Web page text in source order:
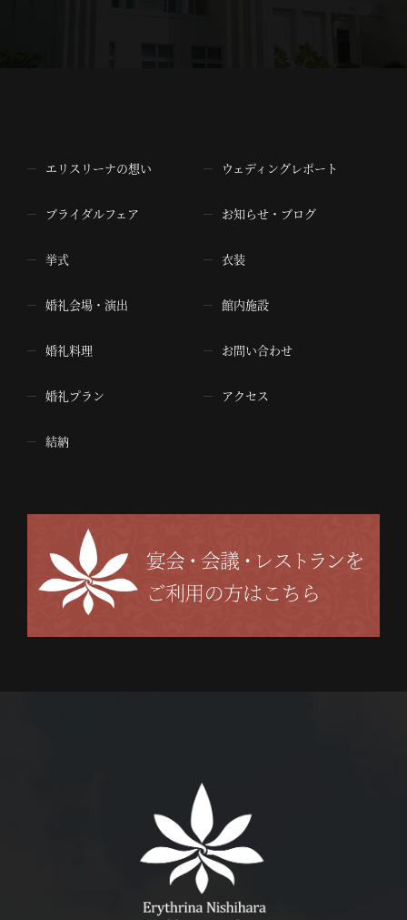
エリスリーナの想い
ブライダルフェア
挙式
婚礼会場・演出
婚礼料理
婚礼プラン
結納
ウェディングレポート
お知らせ・ブログ
衣装
館内施設
お問い合わせ
アクセス